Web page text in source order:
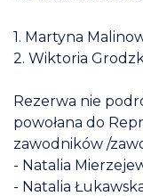
1. Martyna
2. Wiktoria
Rezerwa nie
powołana do
zawodników /
- Natalia
- Natalia